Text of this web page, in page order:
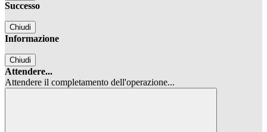
Successo
Chiudi
Informazione
Chiudi
Attendere...
Attendere il completamento dell'operazione...